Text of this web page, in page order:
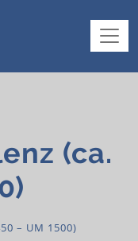
(ca.
– UM 1500)